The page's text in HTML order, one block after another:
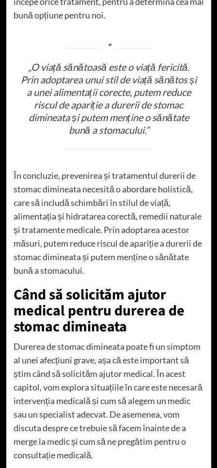
bună opțiune pentru noi.
„O viață sănătoasă este o viață fericită.
Prin adoptarea unui stil de viață sănătos și
a unei alimentații corecte, putem reduce
riscul de apariție a durerii de stomac
dimineata și putem menține o sănătate
bună a stomacului.”
În concluzie, prevenirea și tratamentul durerii de
stomac dimineata necesită o abordare holistică,
care să includă schimbări în stilul de viață,
alimentația și hidratarea corectă, remedii naturale
și tratamente medicale. Prin adoptarea acestor
măsuri, putem reduce riscul de apariție a durerii de
stomac dimineata și putem menține o sănătate
bună a stomacului.
Când să solicităm ajutor
medical pentru durerea de
stomac dimineata
Durerea de stomac dimineata poate fi un simptom
al unei afecțiuni grave, așa că este important să
știm când să solicităm ajutor medical. În acest
capitol, vom explora situațiile în care este necesară
intervenția medicală și cum să alegem un medic
sau un specialist adecvat. De asemenea, vom
discuta despre ce trebuie să facem înainte de a
merge la medic și cum să ne pregătim pentru o
consultație medicală.